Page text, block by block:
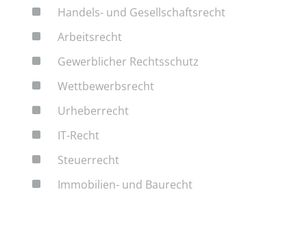
^ Handels- und Gesellschaftsrecht
^ Arbeitsrecht
^ Gewerblicher Rechtsschutz
^ Wettbewerbsrecht
^ Urheberrecht
^ IT-Recht
^ Steuerrecht
^ Immobilien- und Baurecht